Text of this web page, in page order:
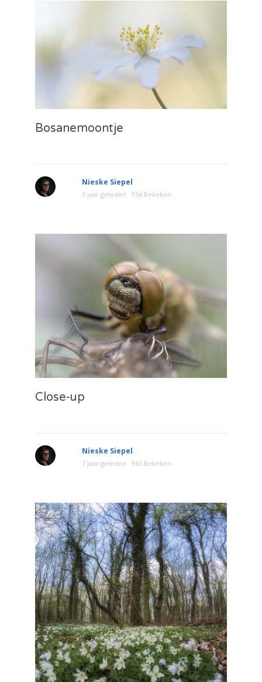
Bosanemoontje
Nieske Siepel
6 jaar geleden 956 Bekeken
Close-up
Nieske Siepel
7 jaar geleden 965 Bekeken